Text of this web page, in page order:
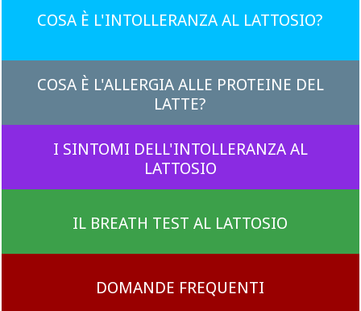
COSA È L'INTOLLERANZA AL LATTOSIO?
COSA È L'ALLERGIA ALLE PROTEINE DEL
LATTE?
I SINTOMI DELL'INTOLLERANZA AL
LATTOSIO
IL BREATH TEST AL LATTOSIO
DOMANDE FREQUENTI